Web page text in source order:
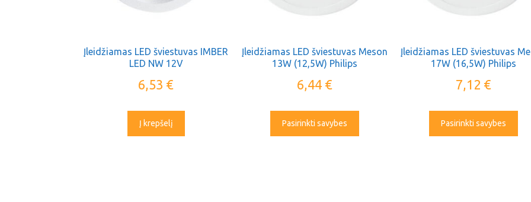
Įleidžiamas LED šviestuvas IMBER
LED NW 12V
6,53 €
Į krepšelį
Įleidžiamas LED šviestuvas Meson
13W (12,5W) Philips
6,44 €
Pasirinkti savybes
Įleidžiamas LED šviestuvas
17W (16,5W) Philips
7,12 €
Pasirinkti savybes